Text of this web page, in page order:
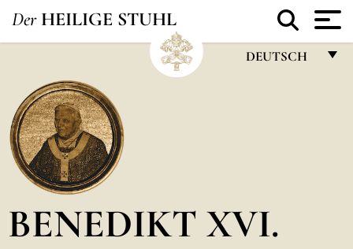
Der HEILIGE STUHL
DEUTSCH
ESPAÑOL
DEUTSCH
BENEDIKT XVI.